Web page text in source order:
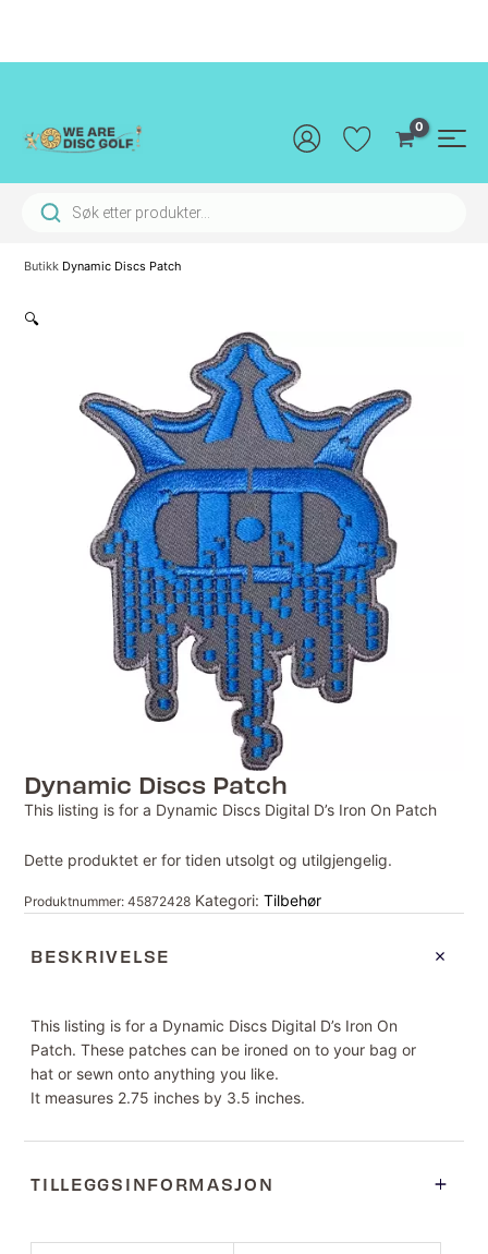
innholdet
Products search
Butikk Dynamic Discs Patch
🔍
Dynamic Discs Patch
This listing is for a Dynamic Discs Digital D’s Iron On Patch
Dette produktet er for tiden utsolgt og utilgjengelig.
Produktnummer:45872428 Kategori:Tilbehør
BESKRIVELSE
This listing is for a Dynamic Discs Digital D’s Iron On
Patch. These patches can be ironed on to your bag or
hat or sewn onto anything you like.
It measures 2.75 inches by 3.5 inches.
TILLEGGSINFORMASJON